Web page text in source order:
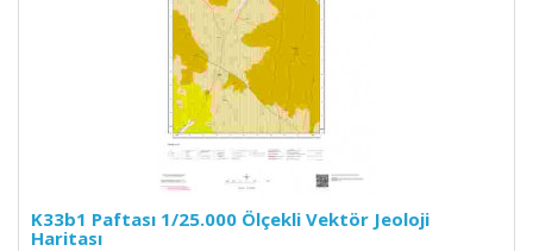
K33b1 Paftası 1/25.000 Ölçekli Vektör Jeoloji
Haritası